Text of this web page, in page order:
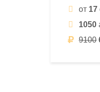
от 17
1050
9100